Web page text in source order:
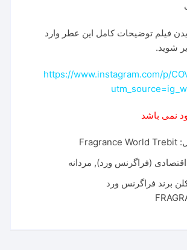
فیلم توضیحات کامل این عطر وارد
شوید.
https://www.instagram.com/p/
نمی باشد
Fragrance World Trebit
(فراگرنس ورد), مردانه
برند فراگرنس ورد